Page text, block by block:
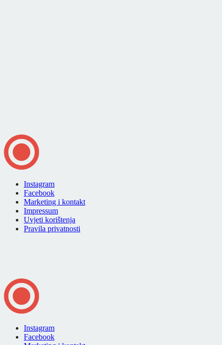
Instagram
Facebook
Marketing i kontakt
Impressum
Uvjeti korištenja
Pravila privatnosti
Instagram
Facebook